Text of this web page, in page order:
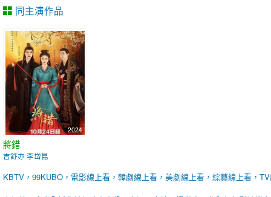
同主演作品
2024
將錯
吉舒亦 李岱昆
KBTV，99KUBO，電影線上看，韓劇線上看，美劇線上看，綜藝線上看，